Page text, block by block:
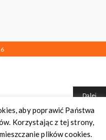
6
Dalej
. Wszelkie prawa
aby poprawić Państwa
Korzystając z tej strony,
plików cookies.